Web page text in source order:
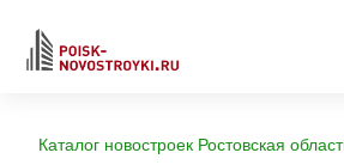
Каталог новостроек Ростовская